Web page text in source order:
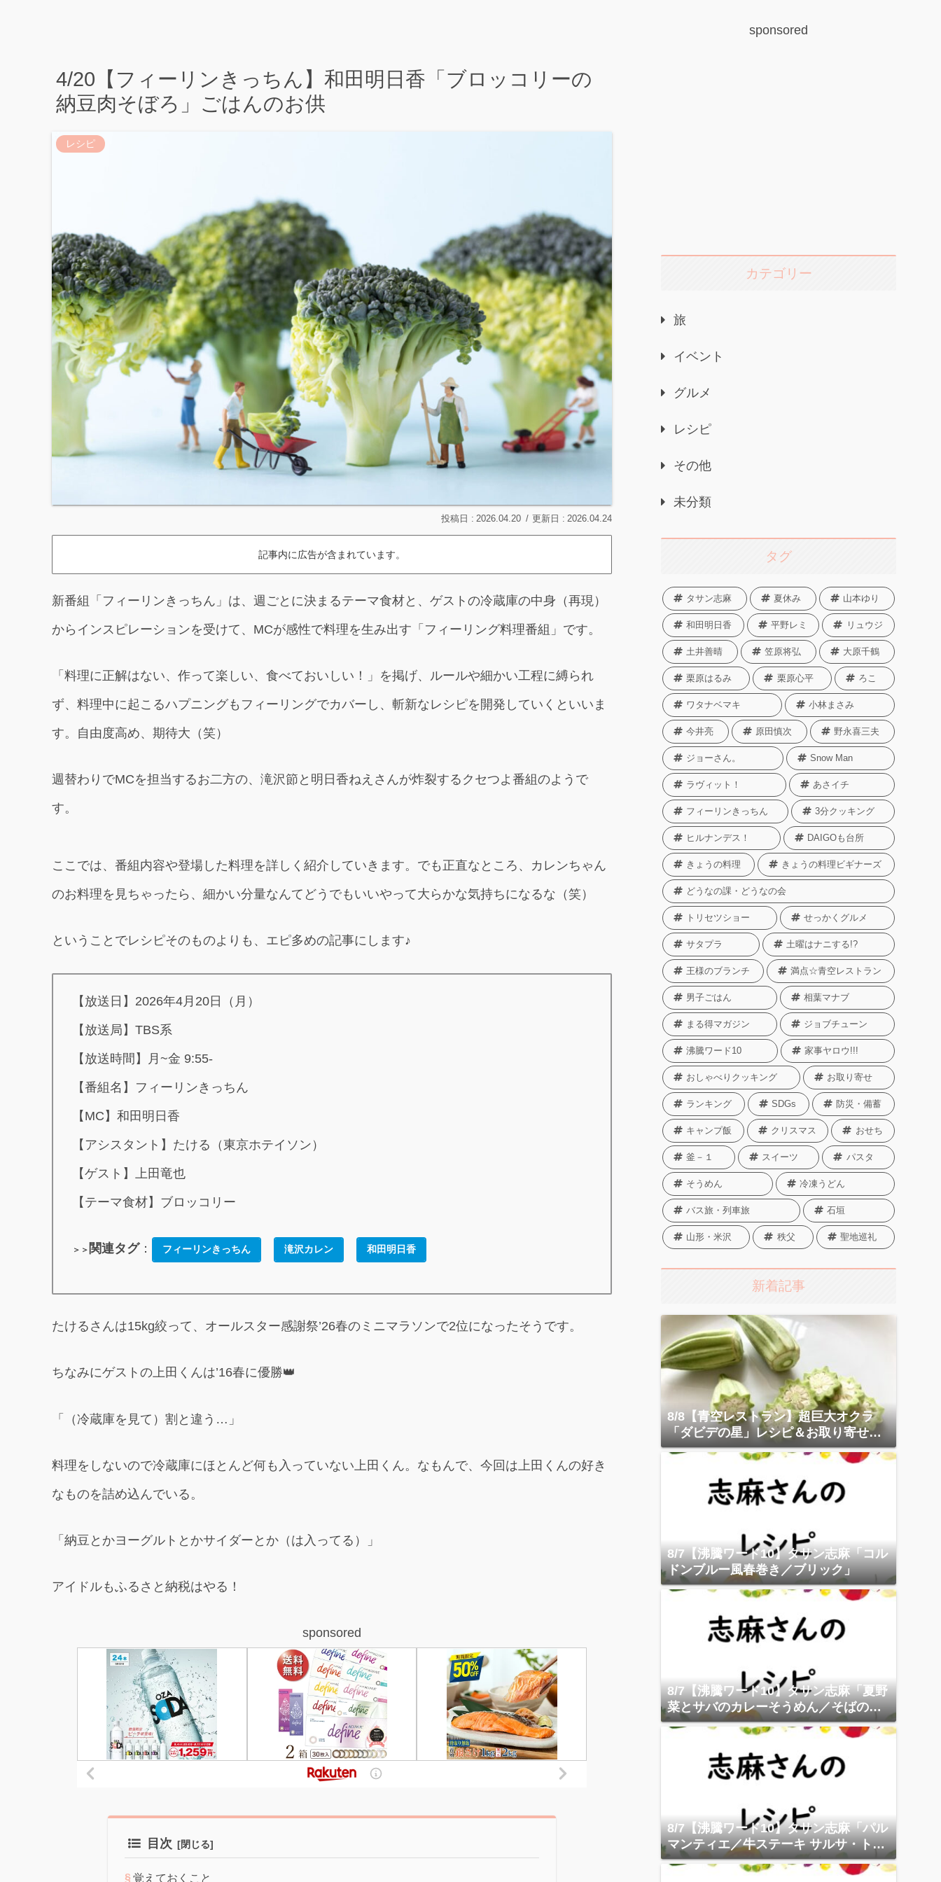
4/20【フィーリンきっちん】和田明日香「ブロッコリーの
納豆肉そぼろ」ごはんのお供
レシピ
2026.04.20 2026.04.24
記事内に広告が含まれています。
新番組「フィーリンきっちん」は、週ごとに決まるテーマ食材と、ゲストの冷蔵庫の中身（再現）
からインスピレーションを受けて、MCが感性で料理を生み出す「フィーリング料理番組」です。
「料理に正解はない、作って楽しい、食べておいしい！」を掲げ、ルールや細かい工程に縛られ
ず、料理中に起こるハプニングもフィーリングでカバーし、斬新なレシピを開発していくといいま
す。自由度高め、期待大（笑）
週替わりでMCを担当するお二方の、滝沢節と明日香ねえさんが炸裂するクセつよ番組のようで
す。
ここでは、番組内容や登場した料理を詳しく紹介していきます。でも正直なところ、カレンちゃん
のお料理を見ちゃったら、細かい分量なんてどうでもいいやって大らかな気持ちになるな（笑）
ということでレシピそのものよりも、エピ多めの記事にします♪
【放送日】2026年4月20日（月）
【放送局】TBS系
【放送時間】月~金 9:55‐
【番組名】フィーリンきっちん
【MC】和田明日香
【アシスタント】たける（東京ホテイソン）
【ゲスト】上田竜也
【テーマ食材】ブロッコリー
＞＞ 関連タグ： フィーリンきっちん 滝沢カレン 和田明日香
たけるさんは15kg絞って、オールスター感謝祭’26春のミニマラソンで2位になったそうです。
ちなみにゲストの上田くんは’16春に優勝👑
「（冷蔵庫を見て）割と違う…」
料理をしないので冷蔵庫にほとんど何も入っていない上田くん。なもんで、今回は上田くんの好き
なものを詰め込んでいる。
「納豆とかヨーグルトとかサイダーとか（は入ってる）」
アイドルもふるさと納税はやる！
sponsored
目次
覚えておくこと
sponsored
カテゴリー
旅
イベント
グルメ
レシピ
その他
未分類
タグ
タサン志麻 夏休み 山本ゆり
和田明日香 平野レミ リュウジ
土井善晴 笠原将弘 大原千鶴
栗原はるみ 栗原心平 ろこ
ワタナベマキ 小林まさみ
今井亮 原田慎次 野永喜三夫
ジョーさん。 Snow Man
ラヴィット！ あさイチ
フィーリンきっちん 3分クッキング
ヒルナンデス！ DAIGOも台所
きょうの料理 きょうの料理ビギナーズ
どうなの課・どうなの会
トリセツショー せっかくグルメ
サタプラ 土曜はナニする!?
王様のブランチ 満点☆青空レストラン
男子ごはん 相葉マナブ
まる得マガジン ジョブチューン
沸騰ワード10 家事ヤロウ!!!
おしゃべりクッキング お取り寄せ
ランキング SDGs 防災・備蓄
キャンプ飯 クリスマス おせち
釜－１ スイーツ パスタ
そうめん 冷凍うどん
バス旅・列車旅 石垣
山形・米沢 秩父 聖地巡礼
新着記事
8/8【青空レストラン】超巨大オクラ
「ダビデの星」レシピ＆お取り寄せガ
イド
8/7【沸騰ワード10】タサン志麻「コル
ドンブルー風春巻き／ブリック」
8/7【沸騰ワード10】タサン志麻「夏野
菜とサバのカレーそうめん／そばのサ
ラダニーソワーズ」
8/7【沸騰ワード10】タサン志麻「パル
マンティエ／牛ステーキ サルサ・トン
ナータ」